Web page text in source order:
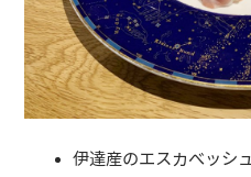
伊達産のエスカべッシ